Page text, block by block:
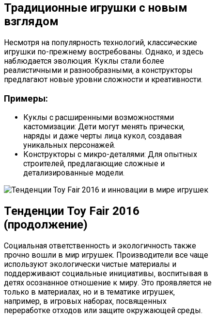
Традиционные игрушки с новым
взглядом
Несмотря на популярность технологий‚ классические
игрушки по-прежнему востребованы. Однако‚ и здесь
наблюдается эволюция. Куклы стали более
реалистичными и разнообразными‚ а конструкторы
предлагают новые уровни сложности и креативности.
Примеры:
Куклы с расширенными возможностями
кастомизации: Дети могут менять прически‚
наряды и даже черты лица кукол‚ создавая
уникальных персонажей.
Конструкторы с микро-деталями: Для опытных
строителей‚ предлагающие сложные и
детализированные модели.
Тенденции Toy Fair 2016
(продолжение)
Социальная ответственность и экологичность также
прочно вошли в мир игрушек. Производители все чаще
используют экологически чистые материалы и
поддерживают социальные инициативы‚ воспитывая в
детях осознанное отношение к миру. Это проявляется не
только в материалах‚ но и в тематике игрушек‚
например‚ в игровых наборах‚ посвященных
переработке отходов или защите окружающей среды.